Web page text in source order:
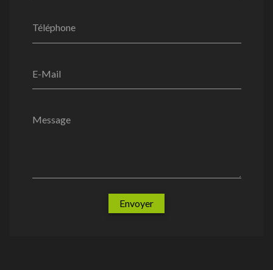
Téléphone
E-Mail
Message
Envoyer